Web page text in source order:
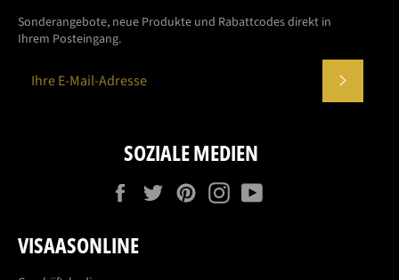
Sonderangebote, neue Produkte und Rabattcodes direkt in
Ihrem Posteingang.
SOZIALE MEDIEN
FacebookTwitterPinterestInstagram
VISAASONLINE